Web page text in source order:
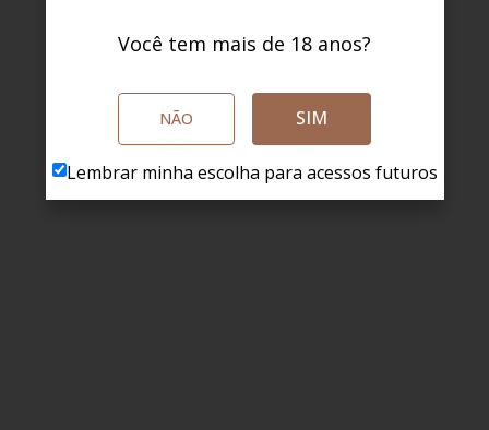
Você tem mais de 18 anos?
NÃO SIM
Lembrar minha escolha para acessos futuros